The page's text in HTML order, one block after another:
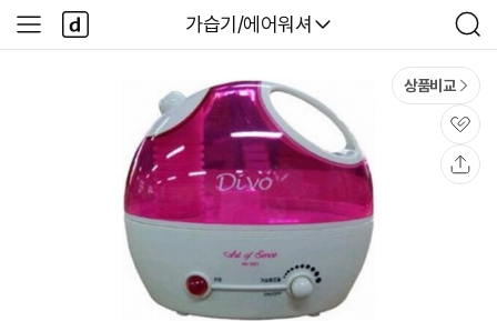
다나와
가습기/에어워셔
검
색
사
이
다
나
와
상품비교
관
심